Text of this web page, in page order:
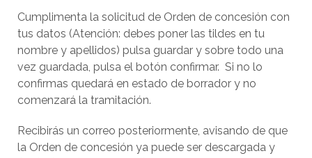
Cumplimenta la solicitud de Orden de concesión con
tus datos (Atención: debes poner las tildes en tu
nombre y apellidos) pulsa guardar y sobre todo una
vez guardada, pulsa el botón confirmar. Si no lo
confirmas quedará en estado de borrador y no
comenzará la tramitación.
Recibirás un correo posteriormente, avisando de que
la Orden de concesión ya puede ser descargada y